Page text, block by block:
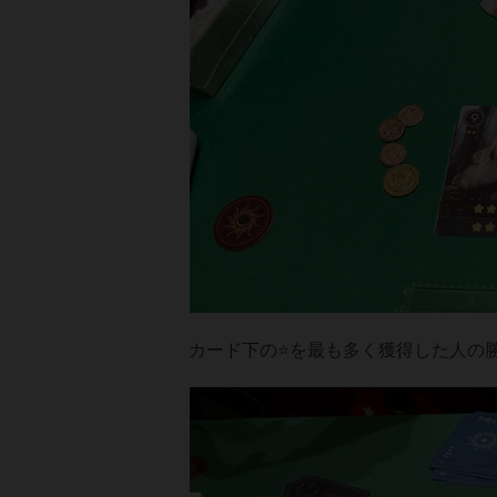
カード下の⭐️を最も多く獲得した人の